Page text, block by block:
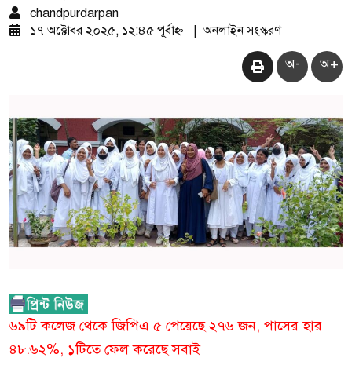
chandpurdarpan
১৭ অক্টোবর ২০২৫, ১২:৪৫ পূর্বাহ্ন
অনলাইন সংস্করণ
অ- অ+
৬৯টি কলেজ থেকে জিপিএ ৫ পেয়েছে ২৭৬ জন, পাসের হার
৪৮.৬২%, ১টিতে ফেল করেছে সবাই